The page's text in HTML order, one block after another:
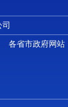
各省市政府网站